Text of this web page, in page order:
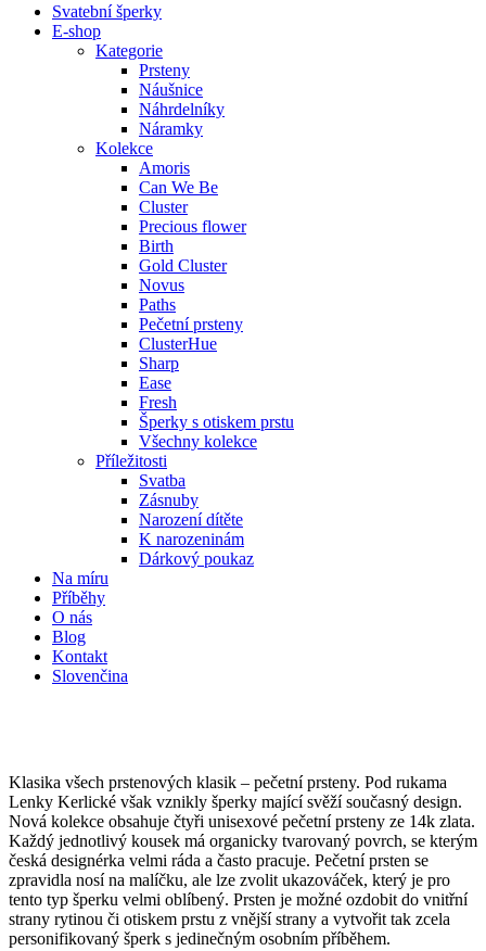
Svatební šperky
E-shop
Kategorie
Prsteny
Náušnice
Náhrdelníky
Náramky
Kolekce
Amoris
Can We Be
Cluster
Precious flower
Birth
Gold Cluster
Novus
Paths
Pečetní prsteny
ClusterHue
Sharp
Ease
Fresh
Šperky s otiskem prstu
Všechny kolekce
Příležitosti
Svatba
Zásnuby
Narození dítěte
K narozeninám
Dárkový poukaz
Na míru
Příběhy
O nás
Blog
Kontakt
Slovenčina
Klasika všech prstenových klasik – pečetní prsteny. Pod rukama
Lenky Kerlické však vznikly šperky mající svěží současný design.
Nová kolekce obsahuje čtyři unisexové pečetní prsteny ze 14k zlata.
Každý jednotlivý kousek má organicky tvarovaný povrch, se kterým
česká designérka velmi ráda a často pracuje. Pečetní prsten se
zpravidla nosí na malíčku, ale lze zvolit ukazováček, který je pro
tento typ šperku velmi oblíbený. Prsten je možné ozdobit do vnitřní
strany rytinou či otiskem prstu z vnější strany a vytvořit tak zcela
personifikovaný šperk s jedinečným osobním příběhem.